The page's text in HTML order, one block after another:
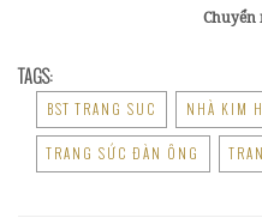
Chuyển
TAGS:
BST TRANG SUC NHÀ KIM
TRANG SỨC ĐÀN ÔNG